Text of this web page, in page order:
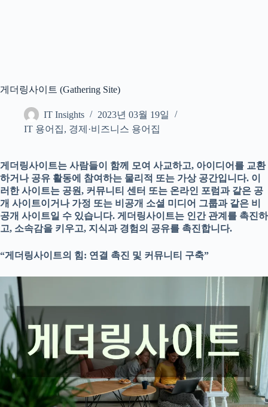
게더링사이트 (Gathering Site)
IT Insights
2023년 03월 19일
IT 용어집, 경제·비즈니스 용어집
게더링사이트는 사람들이 함께 모여 사교하고, 아이디어를 교환
하거나 공유 활동에 참여하는 물리적 또는 가상 공간입니다. 이
러한 사이트는 공원, 커뮤니티 센터 또는 온라인 포럼과 같은 공
개 사이트이거나 가정 또는 비공개 소셜 미디어 그룹과 같은 비
공개 사이트일 수 있습니다. 게더링사이트는 인간 관계를 촉진하
고, 소속감을 키우고, 지식과 경험의 공유를 촉진합니다.
“게더링사이트의 힘: 연결 촉진 및 커뮤니티 구축”